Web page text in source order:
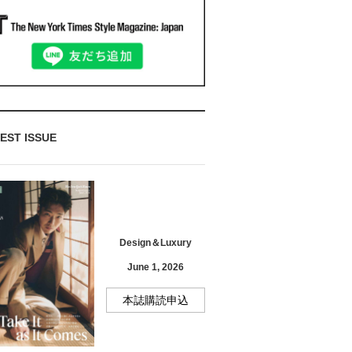
ISSUE
Design＆Luxury
June 1, 2026
本誌購読申込